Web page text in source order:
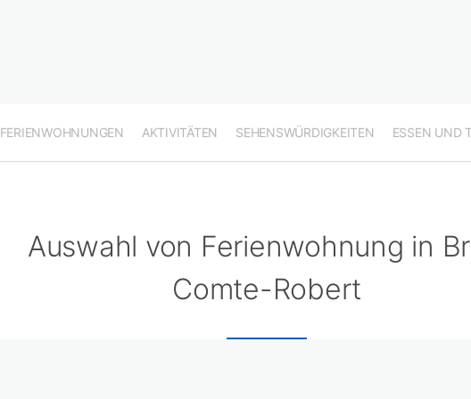
FERIENWOHNUNGEN AKTIVITÄTEN SEHENSWÜRDIGKEITEN ESSEN UND
Auswahl von Ferienwohnung in
Comte-Robert